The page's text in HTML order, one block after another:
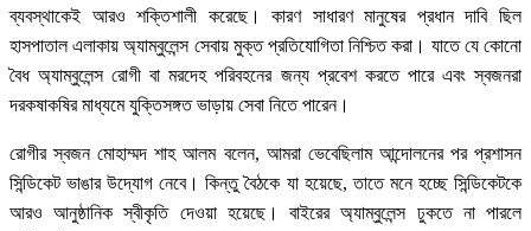
ব্যবস্থাকেই আরও শক্তিশালী করেছে। কারণ সাধারণ মানুষের প্রধান দাবি ছিল
হাসপাতাল এলাকায় অ্যাম্বুলেন্স সেবায় মুক্ত প্রতিযোগিতা নিশ্চিত করা। যাতে যে কোনো
বৈধ অ্যাম্বুলেন্স রোগী বা মরদেহ পরিবহনের জন্য প্রবেশ করতে পারে এবং স্বজনরা
দরকষাকষির মাধ্যমে যুক্তিসঙ্গত ভাড়ায় সেবা নিতে পারেন।
রোগীর স্বজন মোহাম্মদ শাহ আলম বলেন, আমরা ভেবেছিলাম আন্দোলনের পর প্রশাসন
সিন্ডিকেট ভাঙার উদ্যোগ নেবে। কিন্তু বৈঠকে যা হয়েছে, তাতে মনে হচ্ছে সিন্ডিকেটকে
আরও আনুষ্ঠানিক স্বীকৃতি দেওয়া হয়েছে। বাইরের অ্যাম্বুলেন্স ঢুকতে না পারলে